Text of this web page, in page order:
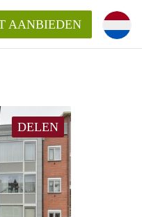
AANBIEDEN
DELEN